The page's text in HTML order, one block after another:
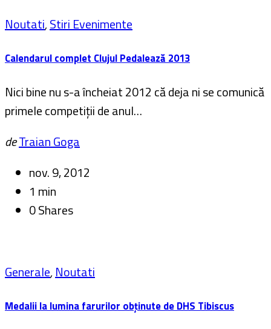
Noutati,Stiri Evenimente
Calendarul complet Clujul Pedalează 2013
Nici bine nu s-a încheiat 2012 că deja ni se comunică
primele competiții de anul…
deTraian Goga
nov. 9, 2012
1 min
0 Shares
Generale,Noutati
Medalii la lumina farurilor obținute de DHS Tibiscus